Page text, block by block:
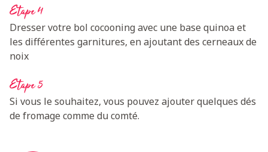
Etape 4
Dresser votre bol cocooning avec une base quinoa et
les différentes garnitures, en ajoutant des cerneaux de
noix
Etape 5
Si vous le souhaitez, vous pouvez ajouter quelques dés
de fromage comme du comté.